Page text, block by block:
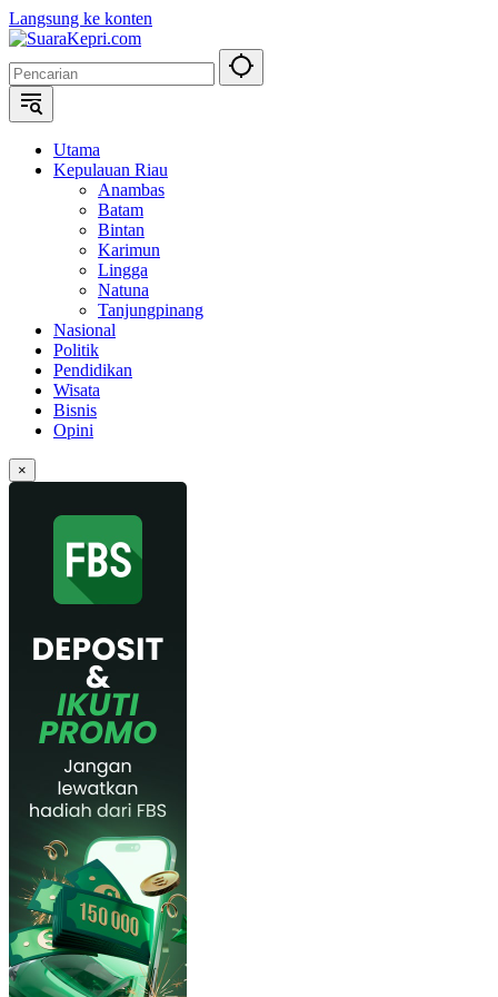
Langsung ke konten
Utama
Kepulauan Riau
Anambas
Batam
Bintan
Karimun
Lingga
Natuna
Tanjungpinang
Nasional
Politik
Pendidikan
Wisata
Bisnis
Opini
×